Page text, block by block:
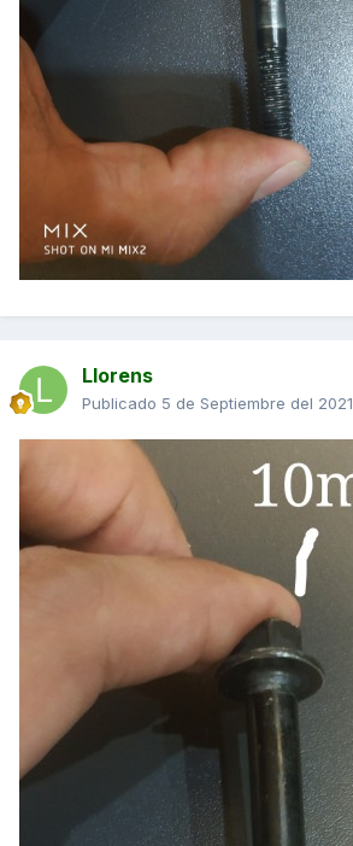
Llorens
Publicado 5 de Septiembre del 2021